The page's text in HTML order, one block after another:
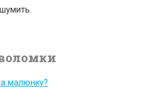
малюнку?